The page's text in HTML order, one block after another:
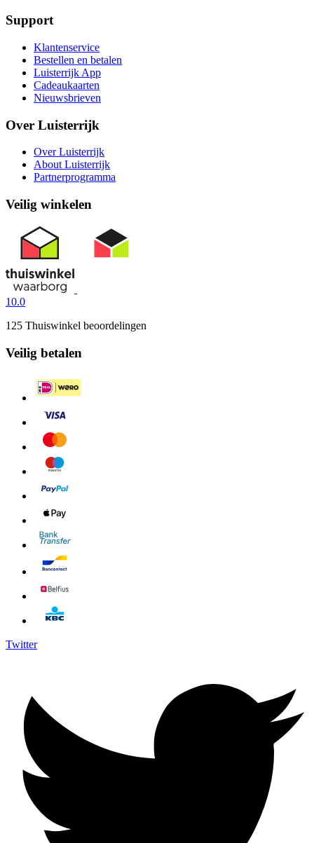
Support
Klantenservice
Bestellen en betalen
Luisterrijk App
Cadeaukaarten
Nieuwsbrieven
Over Luisterrijk
Over Luisterrijk
About Luisterrijk
Partnerprogramma
Veilig winkelen
10.0
125 Thuiswinkel beoordelingen
Veilig betalen
Twitter